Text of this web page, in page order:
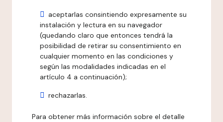
aceptarlas consintiendo expresamente su
instalación y lectura en su navegador
(quedando claro que entonces tendrá la
posibilidad de retirar su consentimiento en
cualquier momento en las condiciones y
según las modalidades indicadas en el
artículo 4 a continuación);
rechazarlas.
Para obtener más información sobre el detalle